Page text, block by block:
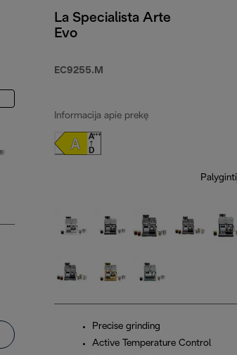
La Specialista Arte
Evo
EC9255.M
Informacija apie prekę
Palyginti
Precise grinding
Active Temperature Control